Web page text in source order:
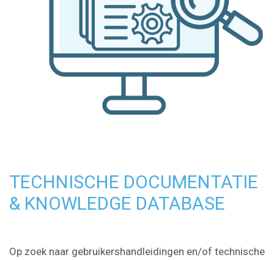
TECHNISCHE DOCUMENTATIE
& KNOWLEDGE DATABASE
Op zoek naar gebruikershandleidingen en/of technische